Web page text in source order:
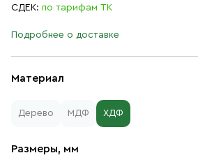
Материал
Дерево МДФ ХДФ
Размеры, мм
СДЕК: по тарифам ТК
Подробнее о доставке